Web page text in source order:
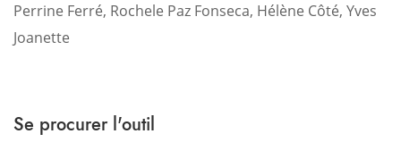
Perrine Ferré, Rochele Paz Fonseca, Hélène Côté, Yves
Joanette
Se procurer l'outil